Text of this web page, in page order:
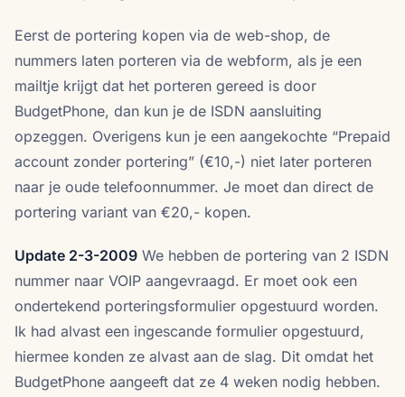
Eerst de portering kopen via de web-shop, de
nummers laten porteren via de webform, als je een
mailtje krijgt dat het porteren gereed is door
BudgetPhone, dan kun je de ISDN aansluiting
opzeggen. Overigens kun je een aangekochte “Prepaid
account zonder portering” (€10,-) niet later porteren
naar je oude telefoonnummer. Je moet dan direct de
portering variant van €20,- kopen.
Update 2-3-2009 We hebben de portering van 2 ISDN
nummer naar VOIP aangevraagd. Er moet ook een
ondertekend porteringsformulier opgestuurd worden.
Ik had alvast een ingescande formulier opgestuurd,
hiermee konden ze alvast aan de slag. Dit omdat het
BudgetPhone aangeeft dat ze 4 weken nodig hebben.